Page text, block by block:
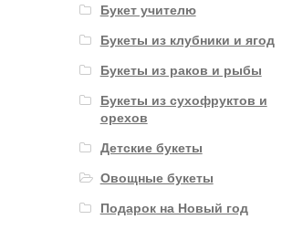
Букет учителю
Букеты из клубники и ягод
Букеты из раков и рыбы
Букеты из сухофруктов и
орехов
Детские букеты
Овощные букеты
Подарок на Новый год